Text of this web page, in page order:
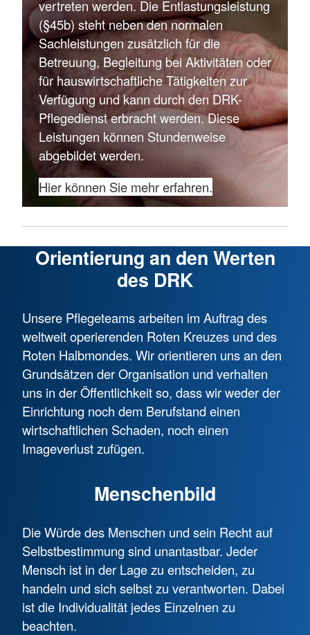
vertreten werden. Die Entlastungsleistung
(§45b) steht neben den normalen
Sachleistungen zusätzlich für die
Betreuung, Begleitung bei Aktivitäten oder
für hauswirtschaftliche Tätigkeiten zur
Verfügung und kann durch den DRK-
Pflegedienst erbracht werden. Diese
Leistungen können Stundenweise
abgebildet werden.
Hier können Sie mehr erfahren.
Orientierung an den Werten
des DRK
Unsere Pflegeteams arbeiten im Auftrag des
weltweit operierenden Roten Kreuzes und des
Roten Halbmondes. Wir orientieren uns an den
Grundsätzen der Organisation und verhalten
uns in der Öffentlichkeit so, dass wir weder der
Einrichtung noch dem Berufstand einen
wirtschaftlichen Schaden, noch einen
Imageverlust zufügen.
Menschenbild
Die Würde des Menschen und sein Recht auf
Selbstbestimmung sind unantastbar. Jeder
Mensch ist in der Lage zu entscheiden, zu
handeln und sich selbst zu verantworten. Dabei
ist die Individualität jedes Einzelnen zu
beachten.